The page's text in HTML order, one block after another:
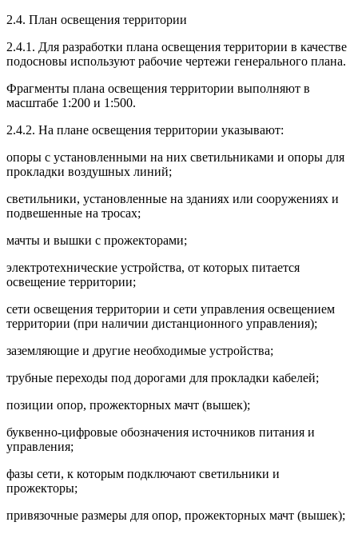
2.4. План освещения территории
2.4.1. Для разработки плана освещения территории в качестве
подосновы используют рабочие чертежи генерального плана.
Фрагменты плана освещения территории выполняют в
масштабе 1:200 и 1:500.
2.4.2. На плане освещения территории указывают:
опоры с установленными на них светильниками и опоры для
прокладки воздушных линий;
светильники, установленные на зданиях или сооружениях и
подвешенные на тросах;
мачты и вышки с прожекторами;
электротехнические устройства, от которых питается
освещение территории;
сети освещения территории и сети управления освещением
территории (при наличии дистанционного управления);
заземляющие и другие необходимые устройства;
трубные переходы под дорогами для прокладки кабелей;
позиции опор, прожекторных мачт (вышек);
буквенно-цифровые обозначения источников питания и
управления;
фазы сети, к которым подключают светильники и
прожекторы;
привязочные размеры для опор, прожекторных мачт (вышек);